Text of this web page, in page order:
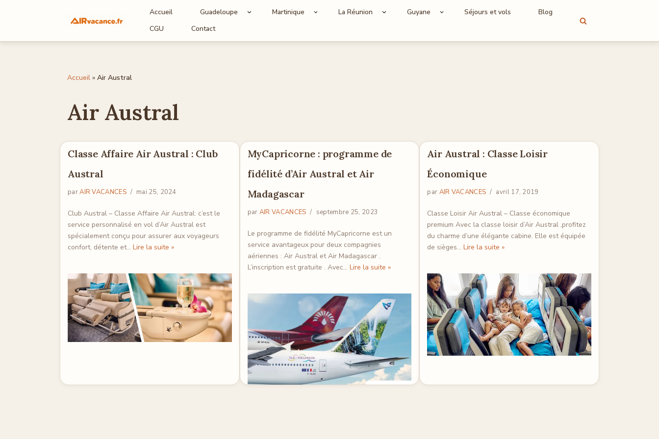
au
Accueil Guadeloupe Martinique La Réunion Guyane Séjours et vols
Blog
CGU
Contact
Accueil » Air Austral
Air Austral
Classe Affaire Air Austral : Club
Austral
parAIR VACANCES mai 25, 2024
Club Austral – Classe Affaire Air Austral: c’est le
service personnalisé en vol d’Air Austral est
spécialement conçu pour assurer aux voyageurs
confort, détente et… Lire la suite »
MyCapricorne : programme de
fidélité d’Air Austral et Air
Madagascar
par AIR VACANCES septembre 25, 2023
Le programme de fidélité MyCapricorne est un
service avantageux pour deux compagnies
aériennes : Air Austral et Air Madagascar .
L’inscription est gratuite . Avec… Lire la suite »
Air Austral : Classe Loisir
Économique
par AIR VACANCES avril 17, 2019
Classe Loisir Air Austral – Classe économique
premium Avec la classe loisir d’Air Austral ,profitez
du charme d’une élégante cabine. Elle est équipée
de sièges…Lire la suite »